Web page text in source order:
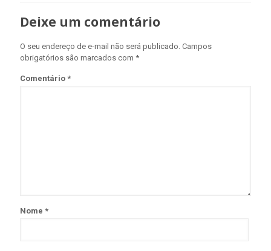
Deixe um comentário
O seu endereço de e-mail não será publicado. Campos
obrigatórios são marcados com *
Comentário *
Nome *